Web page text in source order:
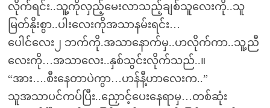
လိုက်ရင်း..သူ့ကိုလှည့်မေးလာသည့်ချစ်သူလေးကို..သူ
မြတ်နိုးစွာ..ပါးလေးကိုအသာနမ်းရင်း…
ပေါင်လေး၂ ဘက်ကို.အသာနောက်မှ..ဟလိုက်ကာ..သူ့ညီ
လေးကို…အသာလေး..နှစ်သွင်းလိုက်သည်..။
“အား….စီးနေတာပဲကွာ…ဟန်နီ့ဟာလေးက..”
သူအသာပင်ကပ်ပြီး..ညှောင့်ပေးနေရာမှ…တစ်ဆုံး